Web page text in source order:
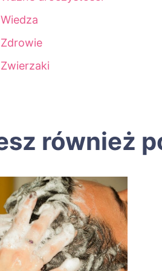
Wiedza
Zdrowie
Zwierzaki
również